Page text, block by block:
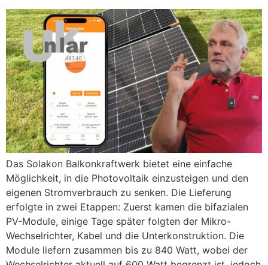
Das Solakon Balkonkraftwerk bietet eine einfache
Möglichkeit, in die Photovoltaik einzusteigen und den
eigenen Stromverbrauch zu senken. Die Lieferung
erfolgte in zwei Etappen: Zuerst kamen die bifazialen
PV-Module, einige Tage später folgten der Mikro-
Wechselrichter, Kabel und die Unterkonstruktion. Die
Module liefern zusammen bis zu 840 Watt, wobei der